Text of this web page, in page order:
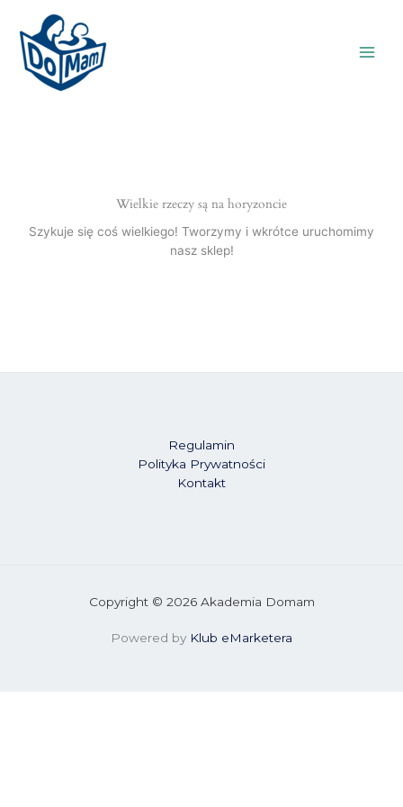
Wielkie rzeczy są na horyzoncie
Szykuje się coś wielkiego! Tworzymy i wkrótce uruchomimy
nasz sklep!
Regulamin
Polityka Prywatności
Kontakt
Copyright © 2026 Akademia Domam
Powered by Klub eMarketera